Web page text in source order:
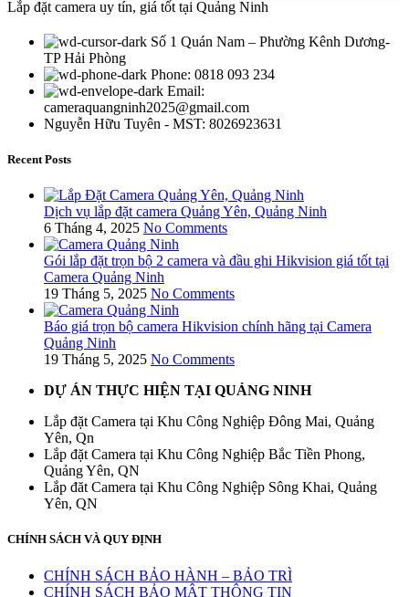
Lắp đặt camera uy tín, giá tốt tại Quảng Ninh
Số 1 Quán Nam – Phường Kênh Dương-
TP Hải Phòng
Phone: 0818 093 234
Email:
cameraquangninh2025@gmail.com
Nguyễn Hữu Tuyên - MST: 8026923631
Recent Posts
Dịch vụ lắp đặt camera Quảng Yên, Quảng Ninh
6 Tháng 4, 2025 No Comments
Gói lắp đặt trọn bộ 2 camera và đầu ghi Hikvision giá tốt tại
Camera Quảng Ninh
19 Tháng 5, 2025 No Comments
Báo giá trọn bộ camera Hikvision chính hãng tại Camera
Quảng Ninh
19 Tháng 5, 2025 No Comments
DỰ ÁN THỰC HIỆN TẠI QUẢNG NINH
Lắp đặt Camera tại Khu Công Nghiệp Đông Mai, Quảng
Yên, Qn
Lắp đặt Camera tại Khu Công Nghiệp Bắc Tiền Phong,
Quảng Yên, QN
Lắp đăt Camera tại Khu Công Nghiệp Sông Khai, Quảng
Yên, QN
CHÍNH SÁCH VÀ QUY ĐỊNH
CHÍNH SÁCH BẢO HÀNH – BẢO TRÌ
CHÍNH SÁCH BẢO MẬT THÔNG TIN